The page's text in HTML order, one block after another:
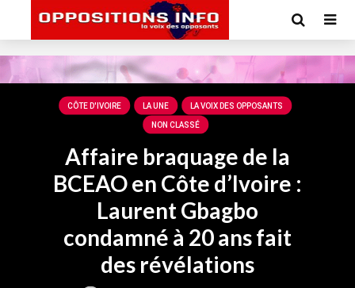
CÔTE D'IVOIRE LA UNE LA VOIX DES OPPOSANTS
NON CLASSÉ
Affaire braquage de la
BCEAO en Côte d’Ivoire :
Laurent Gbagbo
condamné à 20 ans fait
des révélations